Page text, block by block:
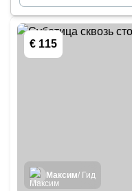
€ 115
Максим/ Гид